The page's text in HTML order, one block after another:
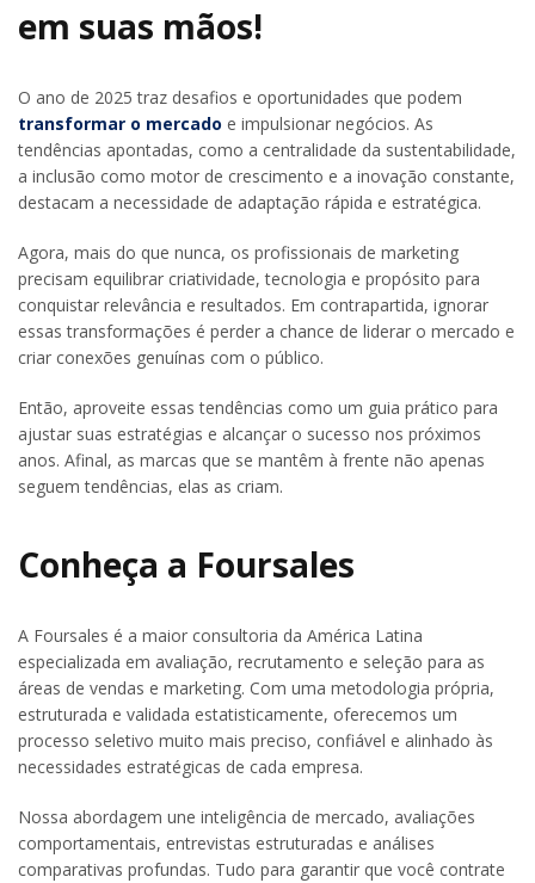
em suas mãos!
O ano de 2025 traz desafios e oportunidades que podem
transformar o mercado e impulsionar negócios. As
tendências apontadas, como a centralidade da sustentabilidade,
a inclusão como motor de crescimento e a inovação constante,
destacam a necessidade de adaptação rápida e estratégica.
Agora, mais do que nunca, os profissionais de marketing
precisam equilibrar criatividade, tecnologia e propósito para
conquistar relevância e resultados. Em contrapartida, ignorar
essas transformações é perder a chance de liderar o mercado e
criar conexões genuínas com o público.
Então, aproveite essas tendências como um guia prático para
ajustar suas estratégias e alcançar o sucesso nos próximos
anos. Afinal, as marcas que se mantêm à frente não apenas
seguem tendências, elas as criam.
Conheça a Foursales
A Foursales é a maior consultoria da América Latina
especializada em avaliação, recrutamento e seleção para as
áreas de vendas e marketing. Com uma metodologia própria,
estruturada e validada estatisticamente, oferecemos um
processo seletivo muito mais preciso, confiável e alinhado às
necessidades estratégicas de cada empresa.
Nossa abordagem une inteligência de mercado, avaliações
comportamentais, entrevistas estruturadas e análises
comparativas profundas. Tudo para garantir que você contrate